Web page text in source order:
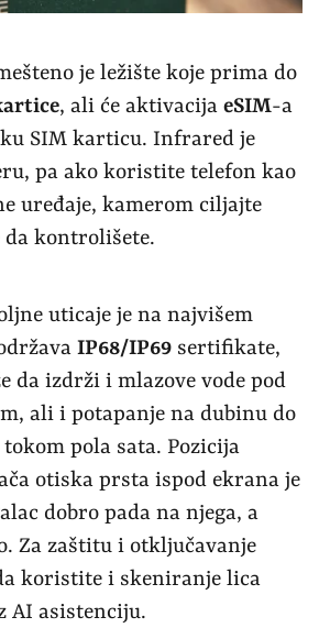
je ležište koje prima do
, ali će aktivacija eSIM-a
SIM karticu. Infrared je
pa ako koristite telefon kao
uređaje, kamerom ciljajte
kontrolišete.
uticaje je na najvišem
IP68/IP69 sertifikate,
da izdrži i mlazove vode pod
ali i potapanje na dubinu do
pola sata. Pozicija
otiska prsta ispod ekrana je
dobro pada na njega, a
Za zaštitu i otključavanje
koristite i skeniranje lica
AI asistenciju.